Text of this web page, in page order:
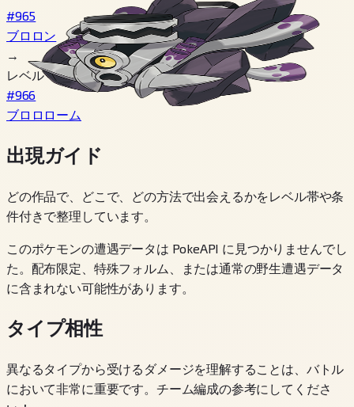
#965
ブロロン
→
レベル 40
#966
ブロロローム
出現ガイド
どの作品で、どこで、どの方法で出会えるかをレベル帯や条
件付きで整理しています。
このポケモンの遭遇データは PokeAPI に見つかりませんでし
た。配布限定、特殊フォルム、または通常の野生遭遇データ
に含まれない可能性があります。
タイプ相性
異なるタイプから受けるダメージを理解することは、バトル
において非常に重要です。チーム編成の参考にしてくださ